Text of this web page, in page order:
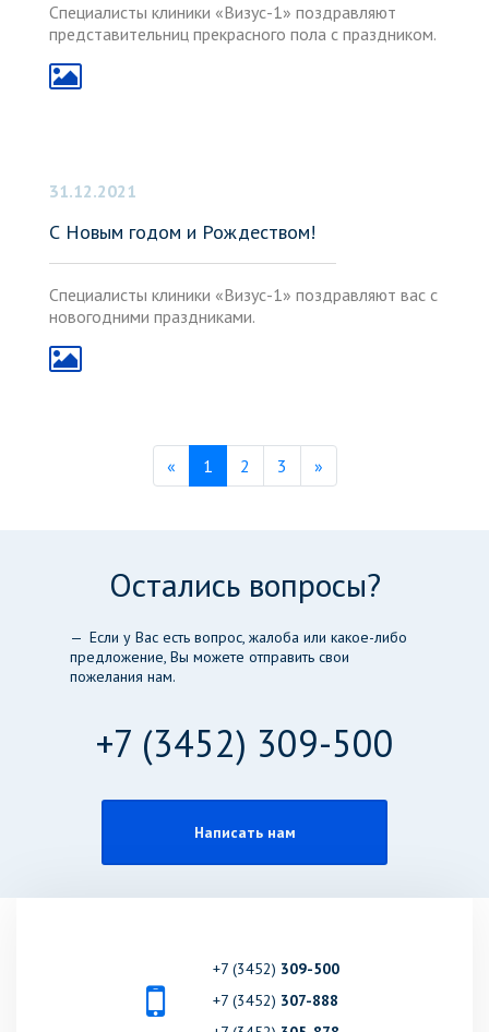
Специалисты клиники «Визус-1» поздравляют
представительниц прекрасного пола с праздником.
31.12.2021
С Новым годом и Рождеством!
Специалисты клиники «Визус-1» поздравляют вас с
новогодними праздниками.
«Previous
1 2 3 »Next
Остались вопросы?
Если у Вас есть вопрос, жалоба или какое-либо
предложение, Вы можете отправить свои
пожелания нам.
+7 (3452) 309-500
Написать нам
+7 (3452) 309-500
+7 (3452) 307-888